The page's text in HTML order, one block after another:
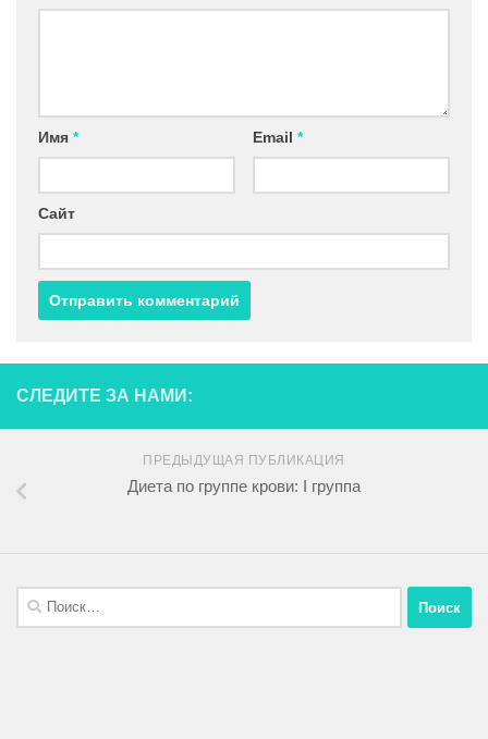
Имя * Email *
Сайт
СЛЕДИТЕ ЗА НАМИ:
ПРЕДЫДУЩАЯ ПУБЛИКАЦИЯ
Диета по группе крови: I группа